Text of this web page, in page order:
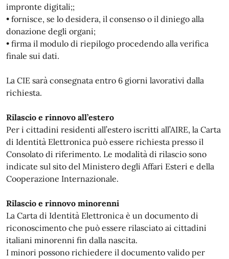
impronte digitali;;
• fornisce, se lo desidera, il consenso o il diniego alla
donazione degli organi;
• firma il modulo di riepilogo procedendo alla verifica
finale sui dati.
La CIE sarà consegnata entro 6 giorni lavorativi dalla
richiesta.
Rilascio e rinnovo all’estero
Per i cittadini residenti all’estero iscritti all’AIRE, la Carta
di Identità Elettronica può essere richiesta presso il
Consolato di riferimento. Le modalità di rilascio sono
indicate sul sito del Ministero degli Affari Esteri e della
Cooperazione Internazionale.
Rilascio e rinnovo minorenni
La Carta di Identità Elettronica è un documento di
riconoscimento che può essere rilasciato ai cittadini
italiani minorenni fin dalla nascita.
I minori possono richiedere il documento valido per